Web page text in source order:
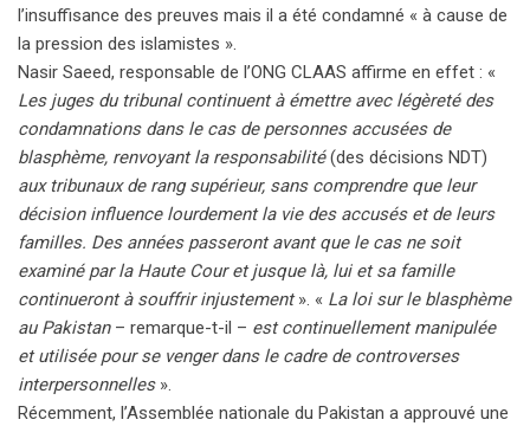
l’insuffisance des preuves mais il a été condamné « à cause de
la pression des islamistes ».
Nasir Saeed, responsable de l’ONG CLAAS affirme en effet : «
Les juges du tribunal continuent à émettre avec légèreté des
condamnations dans le cas de personnes accusées de
blasphème, renvoyant la responsabilité(des décisions NDT)
aux tribunaux de rang supérieur, sans comprendre que leur
décision influence lourdement la vie des accusés et de leurs
familles. Des années passeront avant que le cas ne soit
examiné par la Haute Cour et jusque là, lui et sa famille
continueront à souffrir injustement». « La loi sur le blasphème
au Pakistan – remarque-t-il – est continuellement manipulée
et utilisée pour se venger dans le cadre de controverses
interpersonnelles».
Récemment, l’Assemblée nationale du Pakistan a approuvé une